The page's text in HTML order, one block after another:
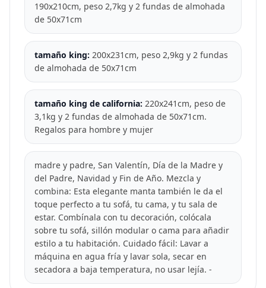
190x210cm, peso 2,7kg y 2 fundas de almohada
de 50x71cm
tamaño king: 200x231cm, peso 2,9kg y 2 fundas
de almohada de 50x71cm
tamaño king de california: 220x241cm, peso de
3,1kg y 2 fundas de almohada de 50x71cm.
Regalos para hombre y mujer
madre y padre, San Valentín, Día de la Madre y
del Padre, Navidad y Fin de Año. Mezcla y
combina: Esta elegante manta también le da el
toque perfecto a tu sofá, tu cama, y tu sala de
estar. Combínala con tu decoración, colócala
sobre tu sofá, sillón modular o cama para añadir
estilo a tu habitación. Cuidado fácil: Lavar a
máquina en agua fría y lavar sola, secar en
secadora a baja temperatura, no usar lejía. -